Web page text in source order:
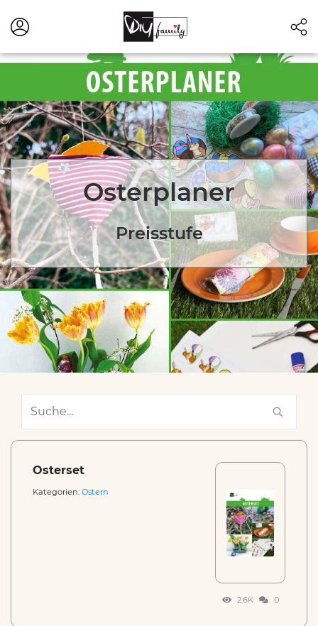
Osterplaner
Preisstufe
2.6K 0
Osterset
Kategorien:Ostern